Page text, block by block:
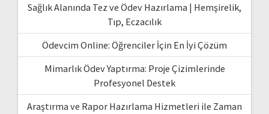
Sağlık Alanında Tez ve Ödev Hazırlama | Hemşirelik,
Tıp, Eczacılık
Ödevcim Online: Öğrenciler İçin En İyi Çözüm
Mimarlık Ödev Yaptırma: Proje Çizimlerinde
Profesyonel Destek
Araştırma ve Rapor Hazırlama Hizmetleri ile Zaman